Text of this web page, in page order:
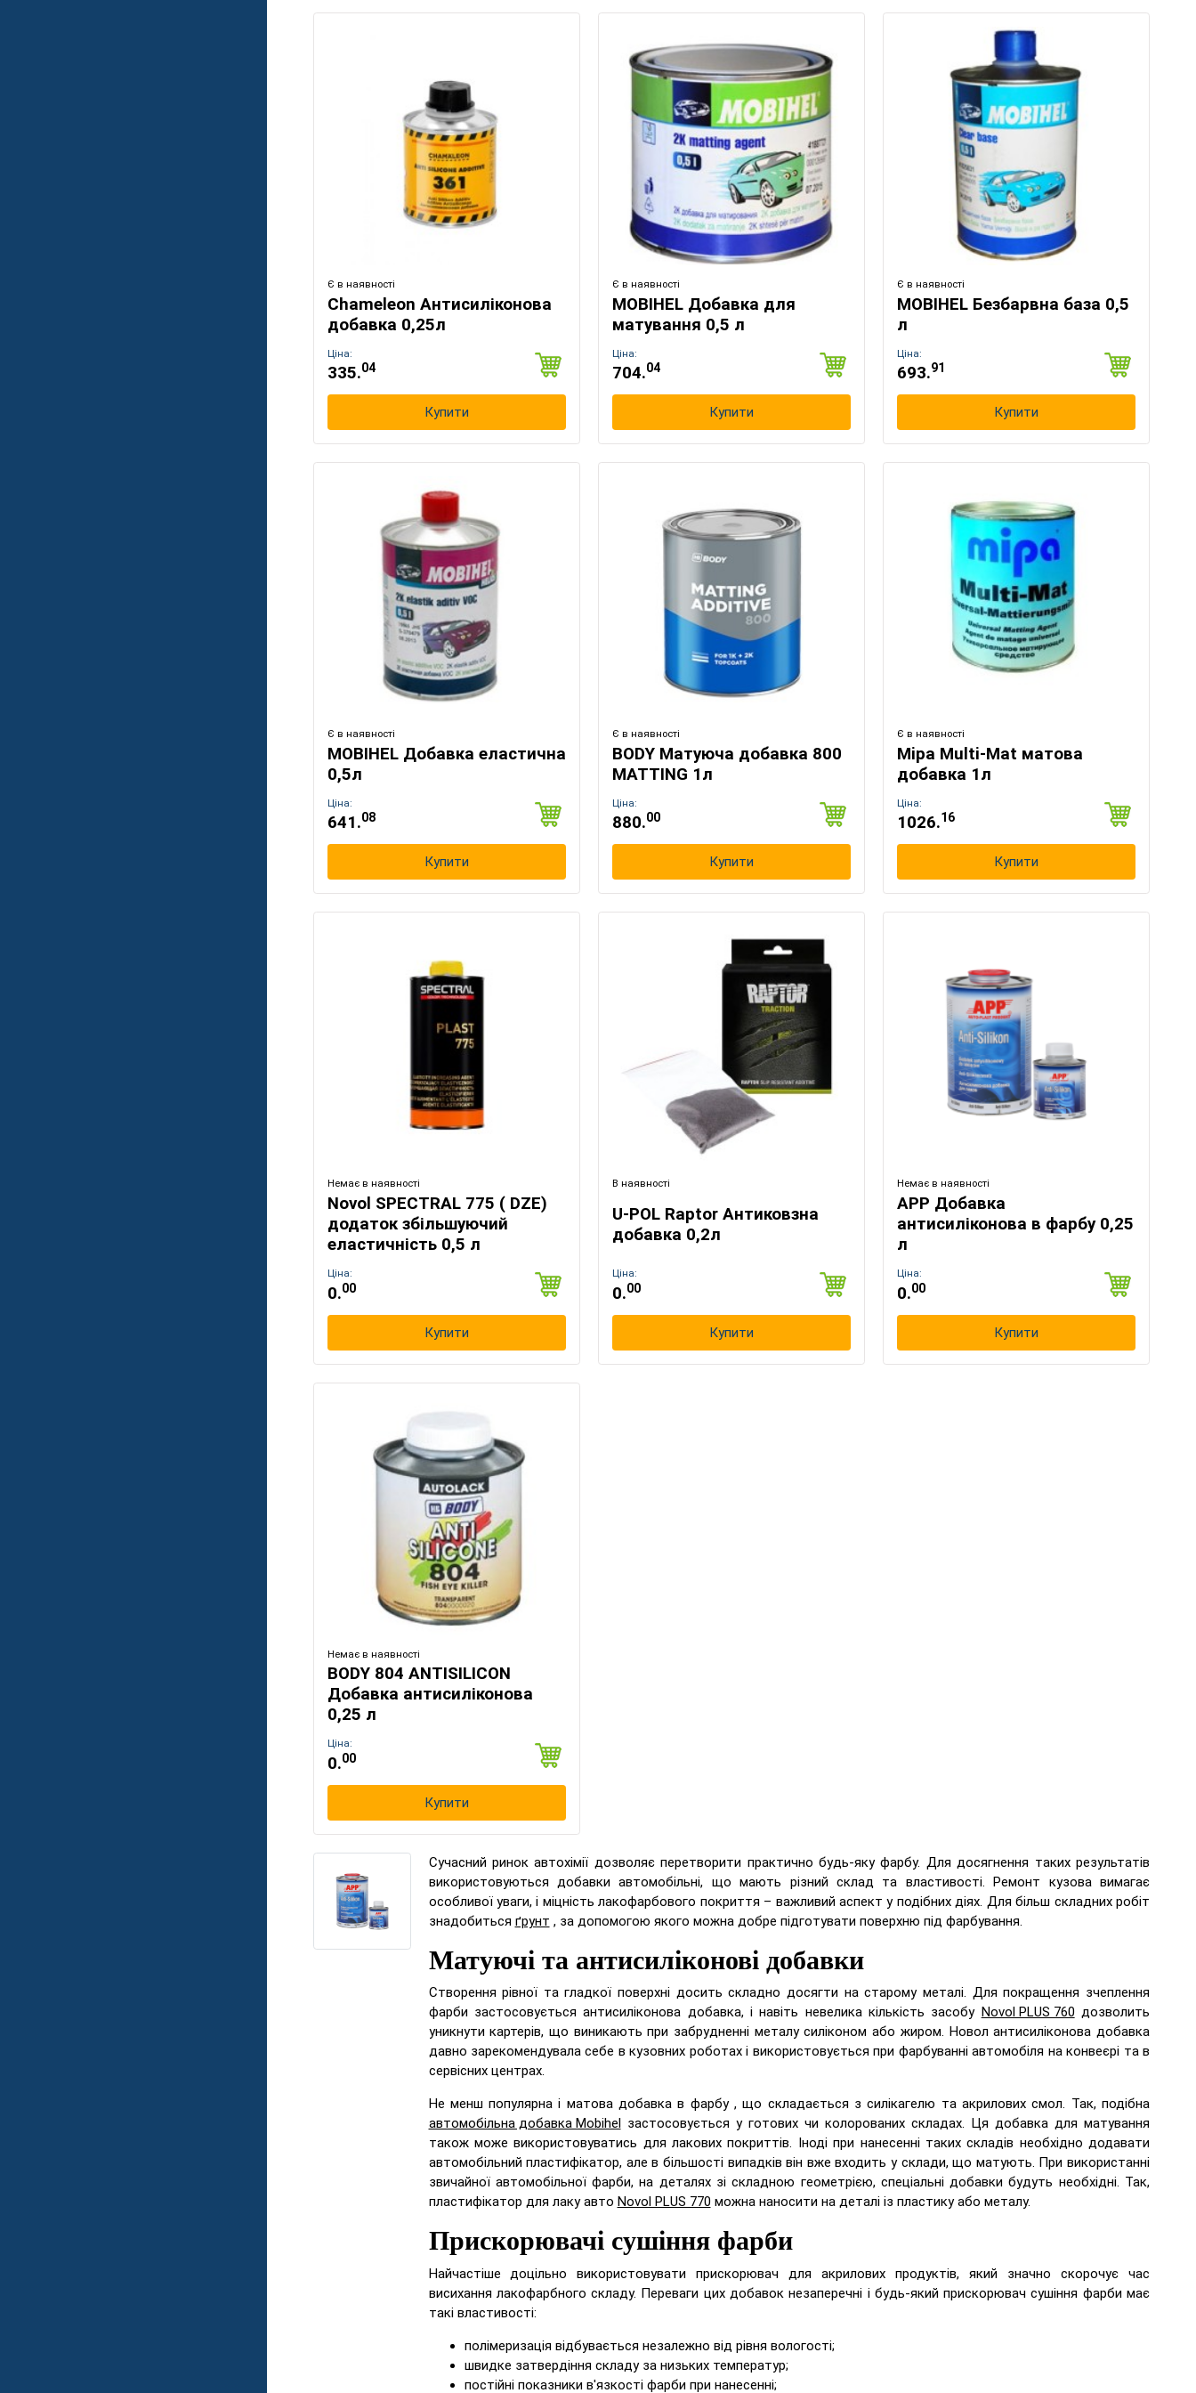
Оберіть мову магазину ×
Є в наявності
Chameleon Антисиліконова
добавка 0,25л
Ціна:
335.04
Купити
Є в наявності
MOBIHEL Добавка для
матування 0,5 л
Ціна:
704.04
Купити
Є в наявності
MOBIHEL Безбарвна база 0,5
л
Ціна:
693.91
Купити
Є в наявності
MOBIHEL Добавка еластична
0,5л
Ціна:
641.08
Купити
Є в наявності
BODY Матуюча добавка 800
MATTING 1л
Ціна:
880.00
Купити
Є в наявності
Mipa Multi-Mat матова
добавка 1л
Ціна:
1026.16
Купити
Немає в наявності
Novol SPECTRAL 775 ( DZE)
додаток збільшуючий
еластичність 0,5 л
Ціна:
0.00
Купити
В наявності
U-POL Raptor Антиковзна
добавка 0,2л
Ціна:
0.00
Купити
Немає в наявності
APP Добавка
антисиліконова в фарбу 0,25
л
Ціна:
0.00
Купити
Немає в наявності
BODY 804 ANTISILICON
Добавка антисиліконова
0,25 л
Ціна:
0.00
Купити
Сучасний ринок автохімії дозволяє перетворити практично будь-яку фарбу. Для досягнення таких результатів
використовуються добавки автомобільні, що мають різний склад та властивості. Ремонт кузова вимагає
особливої уваги, і міцність лакофарбового покриття – важливий аспект у подібних діях. Для більш складних робіт
знадобиться ґрунт , за допомогою якого можна добре підготувати поверхню під фарбування.
Матуючі та антисиліконові добавки
Створення рівної та гладкої поверхні досить складно досягти на старому металі. Для покращення зчеплення
фарби застосовується антисиліконова добавка, і навіть невелика кількість засобу Novol PLUS 760 дозволить
уникнути картерів, що виникають при забрудненні металу силіконом або жиром. Новол антисиліконова добавка
давно зарекомендувала себе в кузовних роботах і використовується при фарбуванні автомобіля на конвеєрі та в
сервісних центрах.
Не менш популярна і матова добавка в фарбу , що складається з силікагелю та акрилових смол. Так, подібна
автомобільна добавка Mobihel
застосовується у готових чи колорованих складах. Ця добавка для матування
також може використовуватись для лакових покриттів. Іноді при нанесенні таких складів необхідно додавати
автомобільний пластифікатор, але в більшості випадків він вже входить у склади, що матують. При використанні
звичайної автомобільної фарби, на деталях зі складною геометрією, спеціальні добавки будуть необхідні. Так,
пластифікатор для лаку авто Novol PLUS 770 можна наносити на деталі із пластику або металу.
Прискорювачі сушіння фарби
Найчастіше доцільно використовувати прискорювач для акрилових продуктів, який значно скорочує час
висихання лакофарбного складу. Переваги цих добавок незаперечні і будь-який прискорювач сушіння фарби має
такі властивості:
полімеризація відбувається незалежно від рівня вологості;
швидке затвердіння складу за низьких температур;
постійні показники в'язкості фарби при нанесенні;